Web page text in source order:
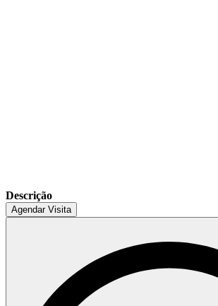
Descrição
Agendar Visita